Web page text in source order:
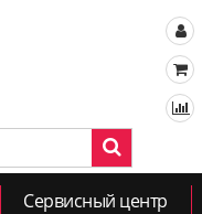
Сервисный центр